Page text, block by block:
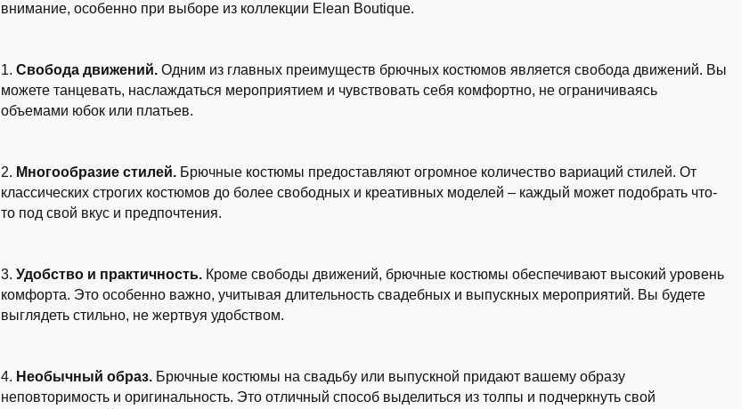
внимание, особенно при выборе из коллекции Elean Boutique.
1. Свобода движений.Одним из главных преимуществ брючных костюмов является свобода движений. Вы
можете танцевать, наслаждаться мероприятием и чувствовать себя комфортно, не ограничиваясь
объемами юбок или платьев.
2. Многообразие стилей.Брючные костюмы предоставляют огромное количество вариаций стилей. От
классических строгих костюмов до более свободных и креативных моделей – каждый может подобрать что-
то под свой вкус и предпочтения.
3. Удобство и практичность.Кроме свободы движений, брючные костюмы обеспечивают высокий уровень
комфорта. Это особенно важно, учитывая длительность свадебных и выпускных мероприятий. Вы будете
выглядеть стильно, не жертвуя удобством.
4. Необычный образ.Брючные костюмы на свадьбу или выпускной придают вашему образу
неповторимость и оригинальность. Это отличный способ выделиться из толпы и подчеркнуть свой